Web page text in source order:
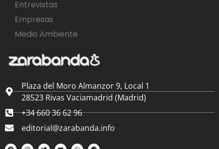
Entrevistas
Empresas
Medio Ambiente
Plaza del Moro Almanzor 9, Local 1
28523 Rivas Vaciamadrid (Madrid)
+34 660 36 62 96
editorial@zarabanda.info